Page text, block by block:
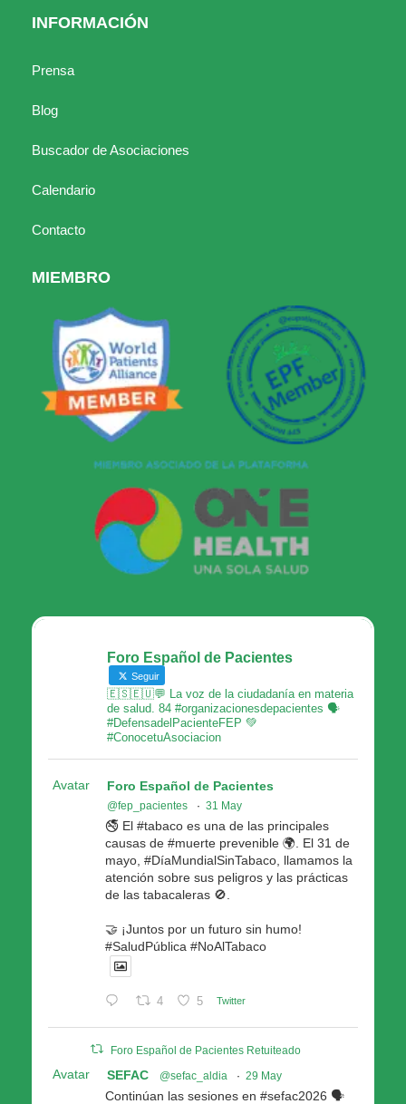
INFORMACIÓN
Prensa
Blog
Buscador de Asociaciones
Calendario
Contacto
MIEMBRO
Foro Español de Pacientes
Seguir
🇪🇸🇪🇺💬 La voz de la ciudadanía en materia
de salud. 84 #organizacionesdepacientes 🗣
#DefensadelPacienteFEP 💚
#ConocetuAsociacion
Avatar Foro Español de Pacientes
@fep_pacientes · 31 May
🚭 El #tabaco es una de las principales
causas de #muerte prevenible 🌍. El 31 de
mayo, #DíaMundialSinTabaco, llamamos la
atención sobre sus peligros y las prácticas
de las tabacaleras 🚫.
🤝 ¡Juntos por un futuro sin humo!
#SaludPública #NoAlTabaco
4 5 Twitter
Foro Español de Pacientes Retuiteado
Avatar SEFAC @sefac_aldia · 29 May
Continúan las sesiones en #sefac2026 🗣️